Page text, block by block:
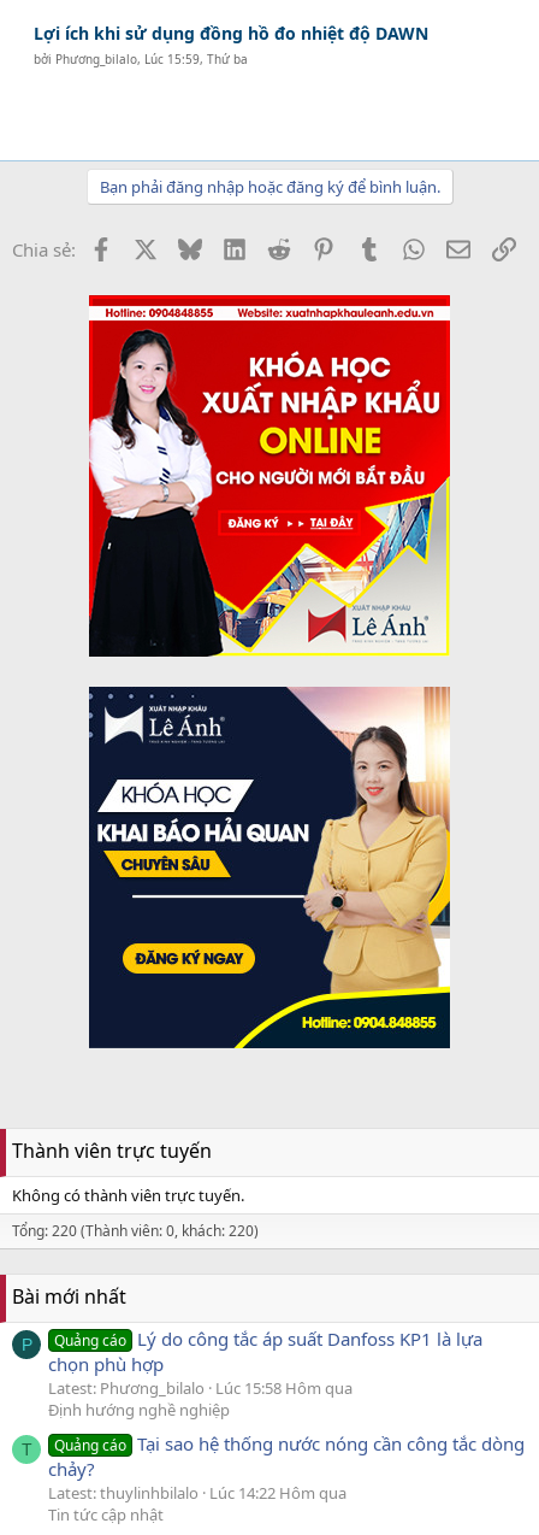
Lợi ích khi sử dụng đồng hồ đo nhiệt độ DAWN
bởi Phương_bilalo, Lúc 15:59, Thứ ba
Bạn phải đăng nhập hoặc đăng ký để bình luận.
Chia sẻ: Facebook BlueskyLinkedInReddit PinterestTumblrWhatsApp
Email
Thành viên trực tuyến
Không có thành viên trực tuyến.
Tổng: 220 (Thành viên: 0, khách: 220)
Bài mới nhất
P Quảng cáo Lý do công tắc áp suất Danfoss KP1 là lựa
chọn phù hợp
Latest: Phương_bilalo
Lúc 15:58 Hôm qua
Định hướng nghề nghiệp
T Quảng cáo Tại sao hệ thống nước nóng cần công tắc dòng
chảy?
Latest: thuylinhbilalo
Lúc 14:22 Hôm qua
Tin tức cập nhật